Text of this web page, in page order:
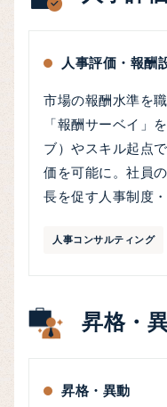
人事評価・報酬
市場の報酬水準を
「報酬サーベイ」
ブ）やスキル起点
価を可能に。社員
長を促す人事制度
人事コンサルティング
昇格・
昇格・異動